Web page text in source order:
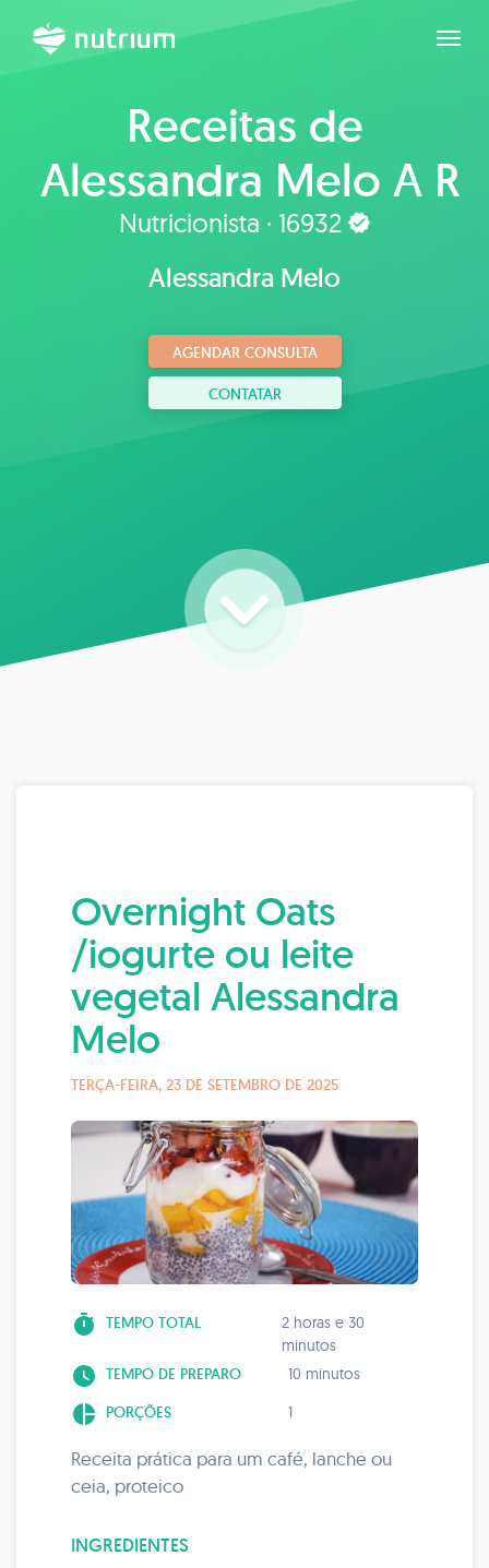
Receitas de
Alessandra Melo A R
de Brito
Nutricionista · 16932
Alessandra Melo
AGENDAR CONSULTA
CONTATAR
Overnight Oats
/iogurte ou leite
vegetal Alessandra
Melo
TERÇA-FEIRA, 23 DE SETEMBRO DE 2025
timer TEMPO TOTAL
2 horas e 30
minutos
watch_later TEMPO DE PREPARO 10 minutos
pie_chart PORÇÕES 1
Receita prática para um café, lanche ou
ceia, proteico
INGREDIENTES